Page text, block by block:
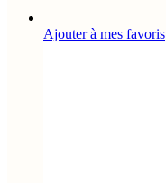
Ajouter à mes favoris